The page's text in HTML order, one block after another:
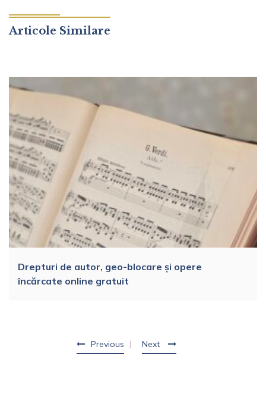
Previous
Articole Similare
Drepturi de autor, geo-blocare și opere
încărcate online gratuit
Next